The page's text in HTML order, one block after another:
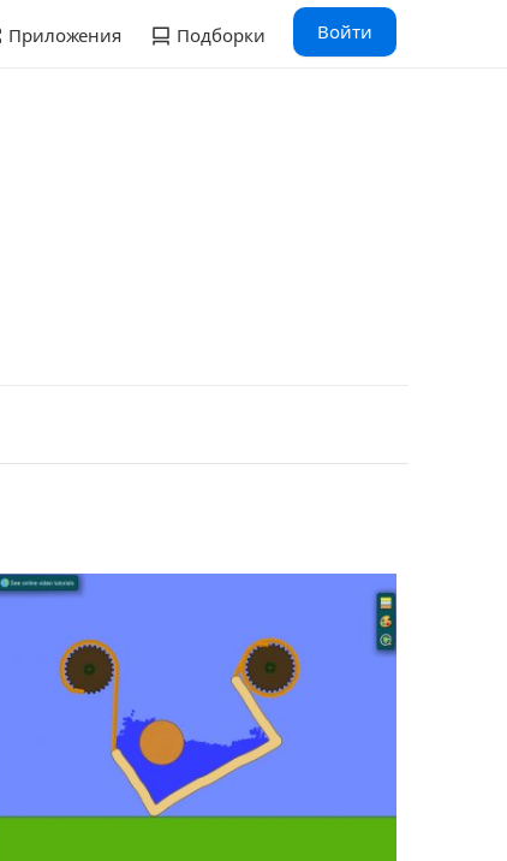
Приложения Подборки Войти